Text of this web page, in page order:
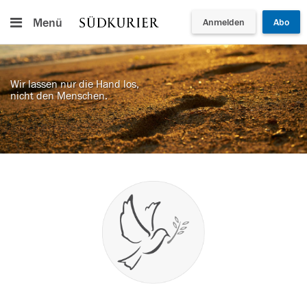
Menü Anmelden Abo
Wir lassen nur die Hand los,
nicht den Menschen.